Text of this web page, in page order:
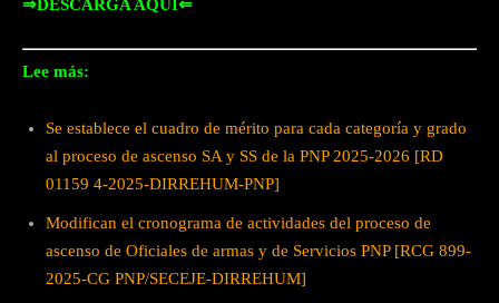
⇒DESCARGA AQUÍ⇐
Lee más:
Se establece el cuadro de mérito para cada categoría y grado
al proceso de ascenso SA y SS de la PNP 2025-2026 [RD
01159 4-2025-DIRREHUM-PNP]
Modifican el cronograma de actividades del proceso de
ascenso de Oficiales de armas y de Servicios PNP [RCG 899-
2025-CG PNP/SECEJE-DIRREHUM]